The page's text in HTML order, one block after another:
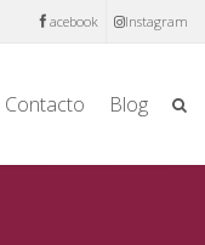
acebook Instagram
Contacto Blog